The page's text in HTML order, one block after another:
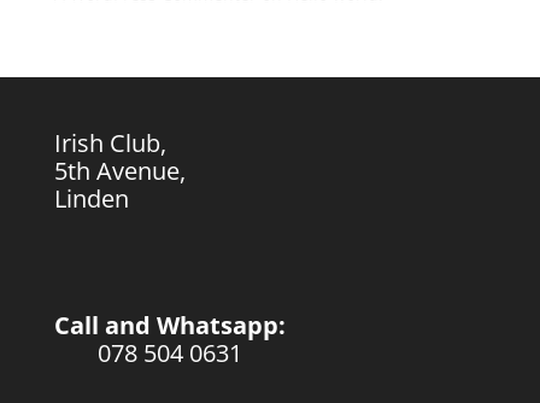
Irish Club,
5th Avenue,
Linden
Call and Whatsapp:
078 504 0631